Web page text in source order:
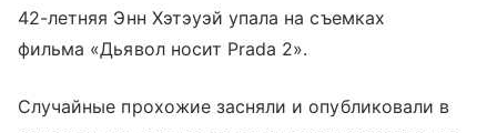
42-летняя Энн Хэтэуэй упала на съемках
фильма «Дьявол носит Prada 2».
Случайные прохожие засняли и опубликовали в